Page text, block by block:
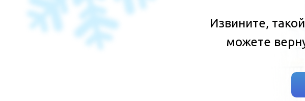
Извините,
можете